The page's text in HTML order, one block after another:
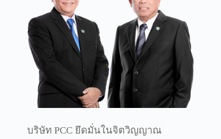
บริษัท PCC ยึดมั่นในจิตวิญญาณ